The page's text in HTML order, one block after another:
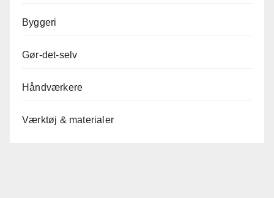
Byggeri
Gør-det-selv
Håndværkere
Værktøj & materialer